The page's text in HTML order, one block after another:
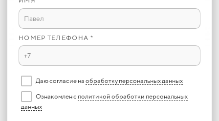
НОМЕР ТЕЛЕФОНА *
Даю согласие на обработку персональных данных
Ознакомлен с политикой обработки персональных
данных